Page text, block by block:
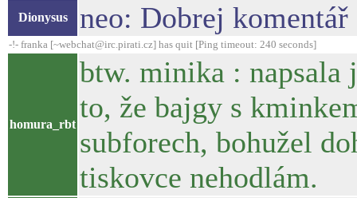
Dionysus neo: Dobrej
-!- franka [~webchat@irc.pirati.cz] has quit [Ping timeout: 240 seconds]
homura_rbt
btw. minika : napsala
to, že bajgy s
subforech, bohužel
tiskovce nehodlám.